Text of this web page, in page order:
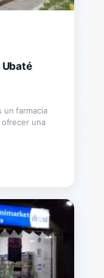
un farmacia
una